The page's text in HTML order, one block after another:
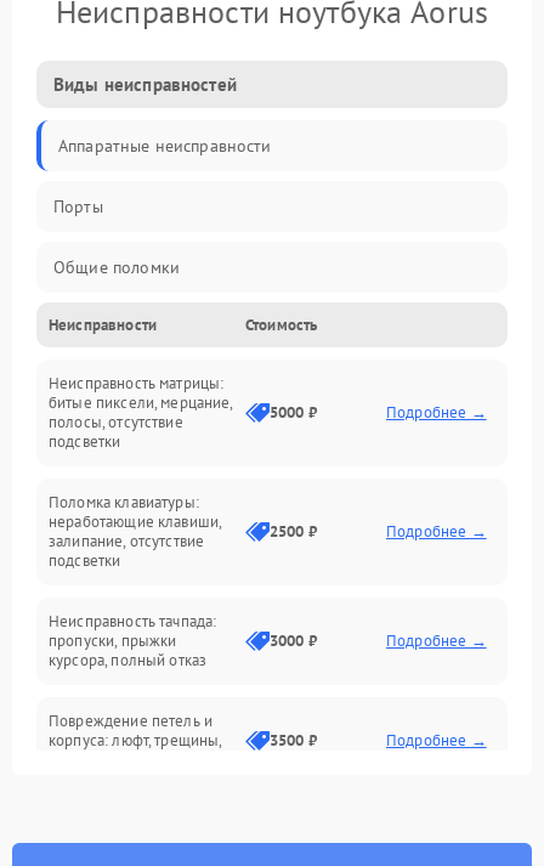
Неисправности ноутбука Aorus
Виды неисправностей
Аппаратные неисправности
Порты
Общие поломки
Устройства
Программные ошибки
Электрические и системные сбои
Интерфейсные проблемы
Батарея
Сеть и интернет
Неисправности Стоимость
Неисправность матрицы:
битые пиксели, мерцание,
полосы, отсутствие
подсветки
5000 ₽ Подробнее →
Поломка клавиатуры:
неработающие клавиши,
залипание, отсутствие
подсветки
2500 ₽ Подробнее →
Неисправность тачпада:
пропуски, прыжки
курсора, полный отказ
3000 ₽ Подробнее →
Повреждение петель и
корпуса: люфт, трещины,
3500 ₽ Подробнее →
быстрая разрядка,